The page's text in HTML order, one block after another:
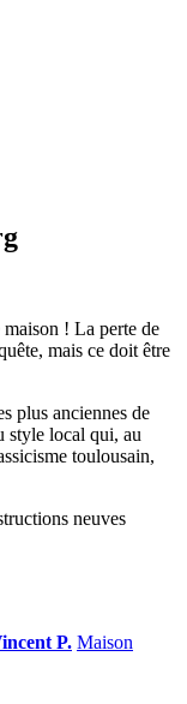
! La perte de
mais ce doit être
plus anciennes de
style local qui, au
toulousain,
neuves
P. Maison